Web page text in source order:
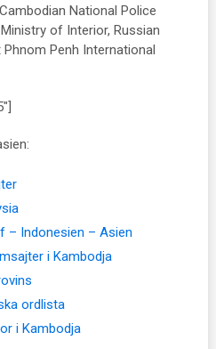
National Police
of Interior, Russian
Penh International
– Indonesien – Asien
i Kambodja
ordlista
i Kambodja